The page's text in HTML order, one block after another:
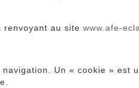
renvoyant au sitewww.afe-
Un « cookie » est